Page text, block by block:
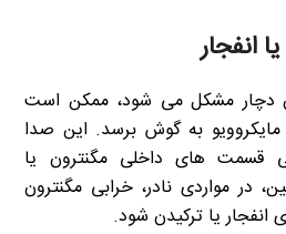
انفجار
دچار مشکل می شود، ممکن است
به گوش برسد. این صدا
قسمت های داخلی مگنترون یا
در مواردی نادر، خرابی مگنترون
یا ترکیدن شود.